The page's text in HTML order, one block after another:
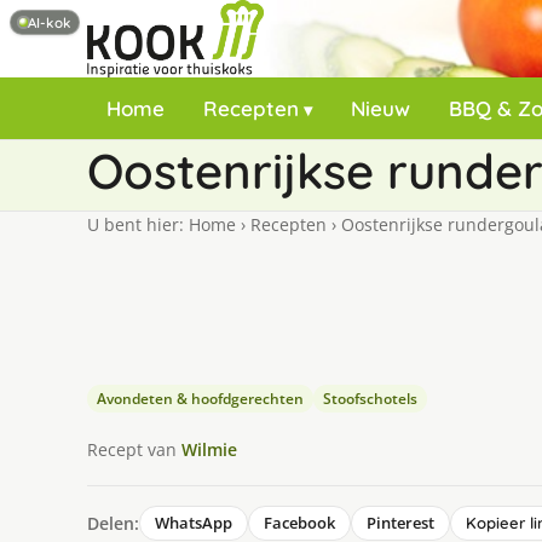
Home Recepten Nieuw BBQ &
Oostenrijkse
U bent hier: Home › Recepten › Oostenrijkse
Avondeten & hoofdgerechten Stoofschotels
Recept van Wilmie
Delen: WhatsApp Facebook Pinterest Kopieer
AI-kok